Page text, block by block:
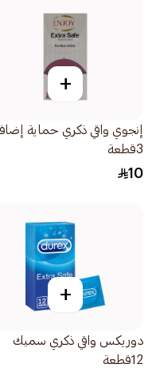
+
إنجوي واقي ذكري حماية
3قطعة
10
+
دوريكس واقي ذكري سميك
12قطعة